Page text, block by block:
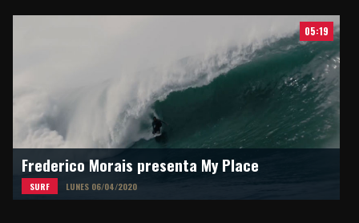
05:19
Frederico Morais presenta My Place
SURF LUNES 06/04/2020